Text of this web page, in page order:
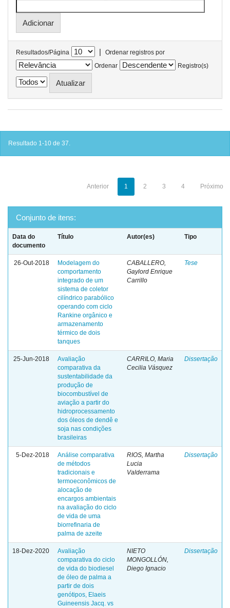
Resultados/Página |
Ordenar registros por
Ordenar
Registro(s)
Resultado 1-10 de 37.
Anterior 1 2 3 4 Próximo
Conjunto de itens:
Data do
documento
Título Autor(es) Tipo
26-Out-2018
Modelagem do
comportamento
integrado de um
sistema de coletor
cilíndrico parabólico
operando com ciclo
Rankine orgânico e
armazenamento
térmico de dois
tanques
CABALLERO,
Gaylord Enrique
Carrillo
Tese
25-Jun-2018
Avaliação
comparativa da
sustentabilidade da
produção de
biocombustível de
aviação a partir do
hidroprocessamento
dos óleos de dendê e
soja nas condições
brasileiras
CARRILO, Maria
Cecilia Vásquez
Dissertação
5-Dez-2018
Análise comparativa
de métodos
tradicionais e
termoeconômicos de
alocação de
encargos ambientais
na avaliação do ciclo
de vida de uma
biorrefinaria de
palma de azeite
RIOS, Martha
Lucia
Valderrama
Dissertação
18-Dez-2020
Avaliação
comparativa do ciclo
de vida do biodiesel
de óleo de palma a
partir de dois
genótipos, Elaeis
Guineensis Jacq. vs
NIETO
MONGOLLÓN,
Diego Ignacio
Dissertação